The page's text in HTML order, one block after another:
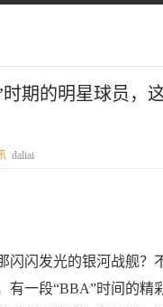
期的明星球员，
daliai
闪闪发光的银河战舰？
有一段“BBA”时间的精